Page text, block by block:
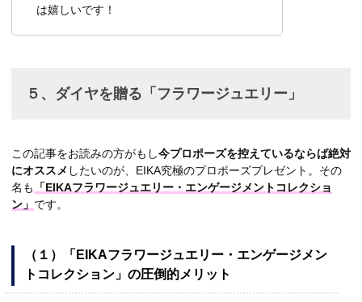
は嬉しいです！
５、ダイヤを贈る「フラワージュエリー」
この記事をお読みの方がもし今プロポーズを控えているならば絶対
にオススメ したいのが、EIKA究極のプロポーズプレゼント。その
名も
「EIKAフラワージュエリー・エンゲージメントコレクショ
ン」 です。
（１）
「EIKAフラワージュエリー・エンゲージメン
トコレクション」の圧倒的メリット